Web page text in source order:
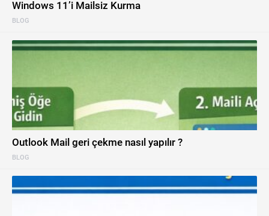
BLOG
Windows 11’i Mailsiz Kurma
BLOG
Outlook Mail geri çekme nasıl yapılır ?